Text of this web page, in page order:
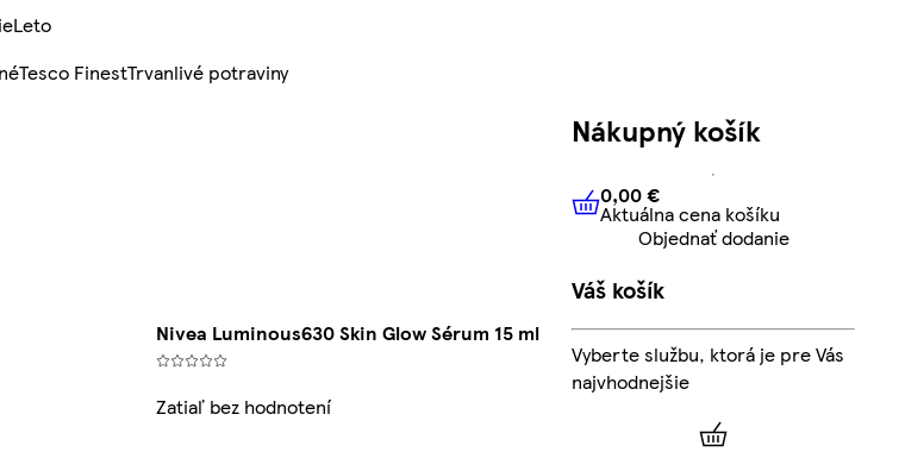
Leto
Tesco FinestTrvanlivé potraviny
Nivea Luminous630 Skin Glow Sérum 15 ml
Zatiaľ bez hodnotení
Nákupný košík
0,00 € Aktuálna cena košíku
0,00 €
Aktuálna cena košíku
Objednať dodanie
Váš košík
Vyberte službu, ktorá je pre Vás
najvhodnejšie